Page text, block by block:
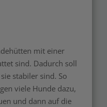
mit einer
sind. Dadurch soll
stabiler sind. So
viele Hunde dazu,
und dann auf die